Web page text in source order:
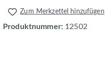
Zum Merkzettel hinzufügen
Produktnummer: 12502